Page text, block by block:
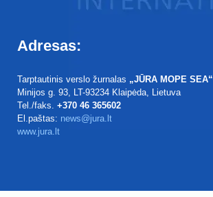
Adresas:
Tarptautinis verslo žurnalas „JŪRA MOPE SEA“
Minijos g. 93, LT-93234 Klaipėda, Lietuva
Tel./faks. +370 46 365602
El.paštas: news@jura.lt
www.jura.lt